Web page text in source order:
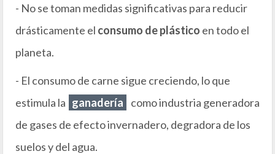
- No se toman medidas significativas para reducir
drásticamente el consumo de plástico en todo el
planeta.
- El consumo de carne sigue creciendo, lo que
estimula la ganadería
como industria generadora
de gases de efecto invernadero, degradora de los
suelos y del agua.